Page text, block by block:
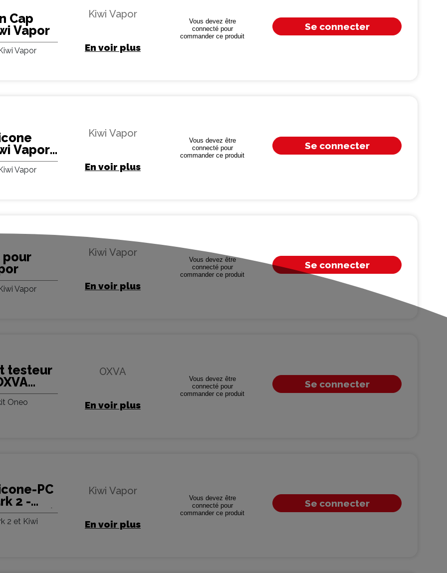
Cap
Vapor
Vapor
Kiwi Vapor
En voir plus
Vous devez être
connecté pour
commander ce produit
Se connecter
Vapor
Vapor
Kiwi Vapor
En voir plus
Vous devez être
connecté pour
commander ce produit
Se connecter
pour
Vapor
Kiwi Vapor
En voir plus
Vous devez être
connecté pour
commander ce produit
Se connecter
testeur
Oneo
OXVA
En voir plus
Vous devez être
connecté pour
commander ce produit
Se connecter
PC
2 -
de 2)
2 et Kiwi
Kiwi Vapor
En voir plus
Vous devez être
connecté pour
commander ce produit
Se connecter